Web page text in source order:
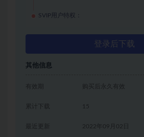
SVIP用户特权：
登录后下载
其他信息
有效期 购买后永久有效
累计下载 15
2022年09月02日